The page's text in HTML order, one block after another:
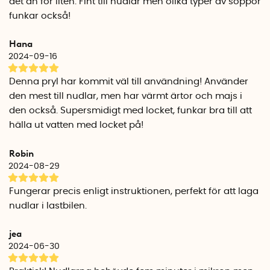
prova sig fram i den mikron man har hemma.
missfärgningar eller bubblor på behållarens yta, såsom
tomatbaserade såser, rödbetor, curryrätter och andra
livsmedel med hög fett- eller sockerhalt. Observera
att olika
råvaror kräver varierande tillagningstider. Anpassa därför
tillagningstiden efter vad som tillagas. Vid återuppvärmning
av mat, använd korta intervaller på 1–2 minuter för att
Specifikationer
Vikt: 137 g
Material: BPA-fri plast
Volym: 940 ml
Längd: 17,1 cm
Bredd: 15,6 cm
Höjd: 10,2 cm
funkar också!
Hana
2024-09-16
Denna pryl har kommit väl till användning! Använder
den mest till nudlar, men har värmt ärtor och majs i
den också. Supersmidigt med locket, funkar bra till att
hälla ut vatten med locket på!
Robin
2024-08-29
Fungerar precis enligt instruktionen, perfekt för att laga
nudlar i lastbilen.
jea
2024-06-30